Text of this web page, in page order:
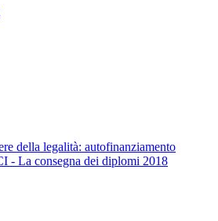
della legalità: autofinanziamento
- La consegna dei diplomi 2018